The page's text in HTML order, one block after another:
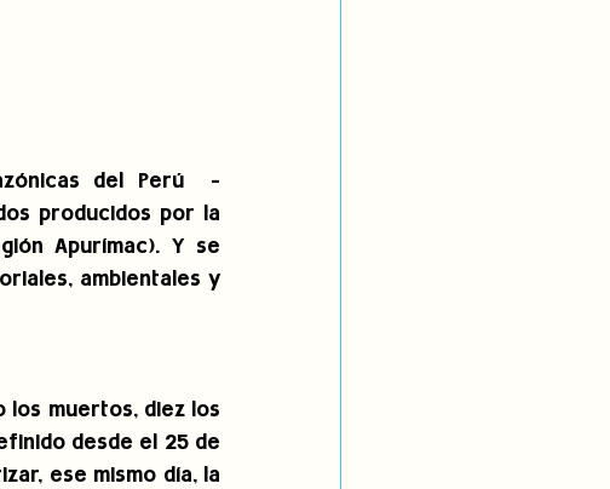
del Perú  -
producidos por la
Apurímac). Y se
ambientales y
los muertos, diez los
desde el 25 de
ese mismo día, la